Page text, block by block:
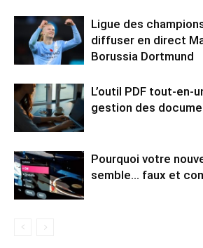
Ligue des
diffuser en direct
Borussia Dortmund
L’outil PDF tout-en-
gestion des
Pourquoi votre
semble… faux et